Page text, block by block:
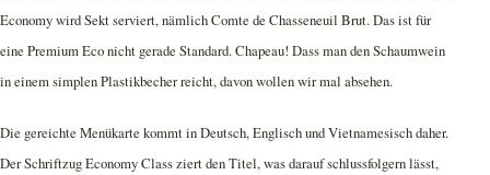
Economy wird Sekt serviert, nämlich Comte de Chasseneuil Brut. Das ist für
eine Premium Eco nicht gerade Standard. Chapeau! Dass man den Schaumwein
in einem simplen Plastikbecher reicht, davon wollen wir mal absehen.
Die gereichte Menükarte kommt in Deutsch, Englisch und Vietnamesisch daher.
Der Schriftzug Economy Class ziert den Titel, was darauf schlussfolgern lässt,